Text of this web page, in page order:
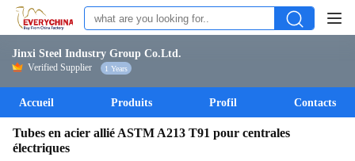
Jinxi Steel Industry Group Co.Ltd.
Verified Supplier 1 Years
Accueil Produits Profil Contacts
Tubes en acier allié ASTM A213 T91 pour centrales
électriques